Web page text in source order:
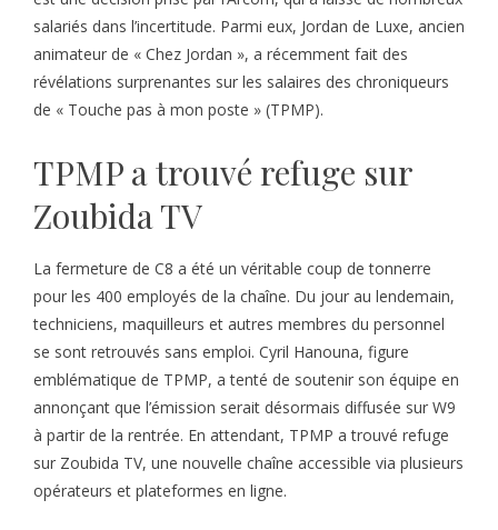
salariés dans l’incertitude. Parmi eux, Jordan de Luxe, ancien
animateur de « Chez Jordan », a récemment fait des
révélations surprenantes sur les salaires des chroniqueurs
de « Touche pas à mon poste » (TPMP).
TPMP a trouvé refuge sur
Zoubida TV
La fermeture de C8 a été un véritable coup de tonnerre
pour les 400 employés de la chaîne. Du jour au lendemain,
techniciens, maquilleurs et autres membres du personnel
se sont retrouvés sans emploi. Cyril Hanouna, figure
emblématique de TPMP, a tenté de soutenir son équipe en
annonçant que l’émission serait désormais diffusée sur W9
à partir de la rentrée. En attendant, TPMP a trouvé refuge
sur Zoubida TV, une nouvelle chaîne accessible via plusieurs
opérateurs et plateformes en ligne.